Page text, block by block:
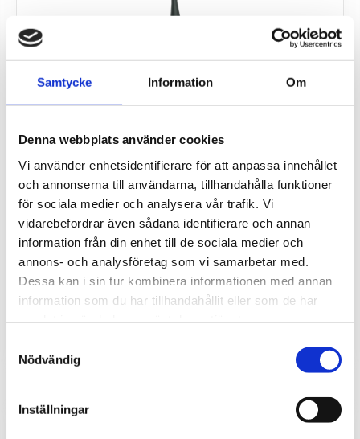
Samtycke Information Om
Denna webbplats använder cookies
Vi använder enhetsidentifierare för att anpassa innehållet
och annonserna till användarna, tillhandahålla funktioner
för sociala medier och analysera vår trafik. Vi
vidarebefordrar även sådana identifierare och annan
information från din enhet till de sociala medier och
annons- och analysföretag som vi samarbetar med.
Dessa kan i sin tur kombinera informationen med annan
information som du har tillhandahållit eller som de har
Nödvändig
Inställningar
Standardantenn 2G/3G/4G
Antenn 2G/3G/4G för montering direkt på router.
75kr